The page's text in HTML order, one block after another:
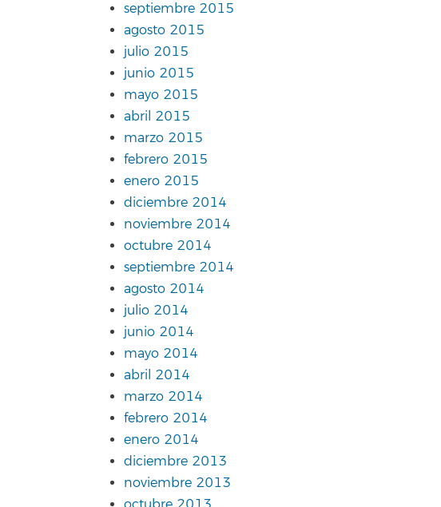
septiembre 2015
agosto 2015
julio 2015
junio 2015
mayo 2015
abril 2015
marzo 2015
febrero 2015
enero 2015
diciembre 2014
noviembre 2014
octubre 2014
septiembre 2014
agosto 2014
julio 2014
junio 2014
mayo 2014
abril 2014
marzo 2014
febrero 2014
enero 2014
diciembre 2013
noviembre 2013